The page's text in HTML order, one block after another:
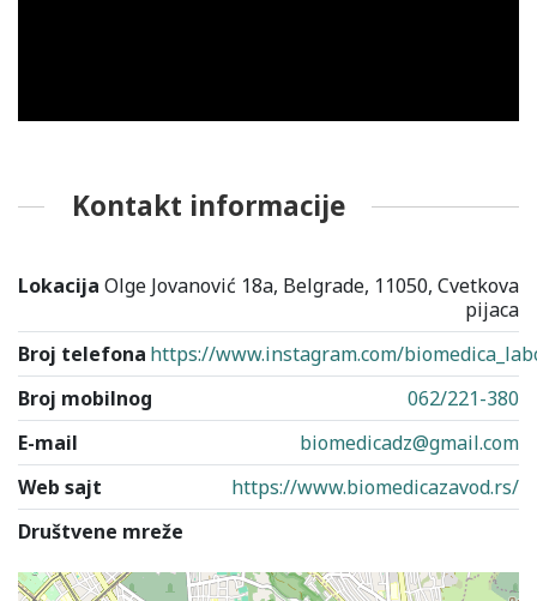
Kontakt informacije
Lokacija Olge Jovanović 18a, Belgrade, 11050, Cvetkova
pijaca
Broj telefona https://www.instagram.com/
Broj mobilnog
062/221-380
E-mail
biomedicadz@gmail.com
Web sajt
https://www.biomedicazavod.rs/
Društvene mreže